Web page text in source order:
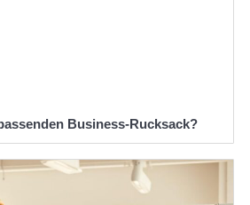
Business-Rucksack?